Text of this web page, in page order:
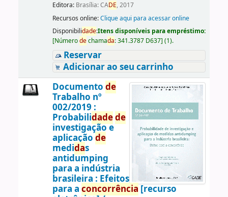
Editora: Brasília: CADE, 2017
Recursos online:Clique aqui para acessar online
Disponibilidade:Itens disponíveis para empréstimo:
[Númerodechamada:341.3787 D637] (1).
Reservar
Adicionar ao seu carrinho
Documento de
Trabalho nº
002/2019 :
Probabilidadede
investigação e
aplicação de
medidas
antidumping
para a indústria
brasileira : Efeitos
para a concorrência [recurso